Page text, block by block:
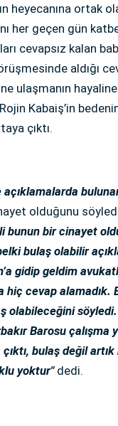
heyecanına ortak
her geçen gün
cevapsız kalan
aldığı
ulaşmanın
Kabaiş’in
çıktı.
olduğunu
bunun bir cinayet
bulaş olabilir
gidip geldim
hiç cevap
olabileceğini
Barosu çalışma
bulaş değil
yoktur"dedi.